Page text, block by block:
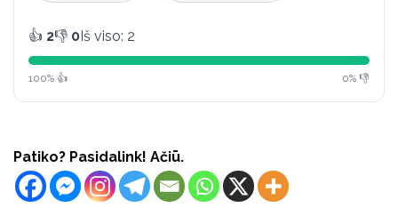
👍 2👎 0Iš viso: 2
100% 👍 0% 👎
Patiko? Pasidalink! Ačiū.